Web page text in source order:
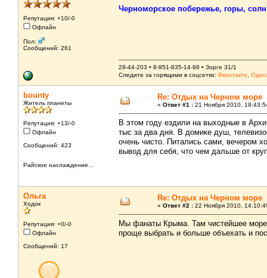
Репутация: +10/-0
Офлайн
Пол:
Сообщений: 261
Черноморское побережье, горы,
29-44-203 • 8-951-835-14-98 • Зорге 31/1
Следите за горящими в соцсетях: Вконтакте
bounty
Житель планеты
Репутация: +13/-0
Офлайн
Сообщений: 423
Райское наслаждение...
Re: Отдых на Черном море
« Ответ #1 : 21 Ноября 2010,
В этом году ездили на выходные в
тыс за два дня. В домике душ,
очень чисто. Питались сами, вечером
вывод для себя, что чем дальше от
Ольга
Ходок
Репутация: +0/-0
Офлайн
Сообщений: 17
Re: Отдых на Черном море
« Ответ #2 : 22 Ноября 2010,
Мы фанаты Крыма. Там чистейшее
проще выбрать и больше объехать и